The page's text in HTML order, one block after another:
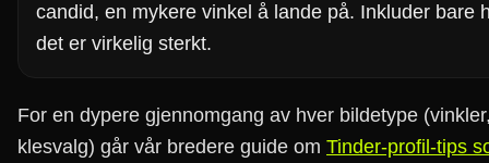
candid, en mykere vinkel å lande på. Inkluder bare
det er virkelig sterkt.
For en dypere gjennomgang av hver bildetype
klesvalg) går vår bredere guide om Tinder-profil-tips